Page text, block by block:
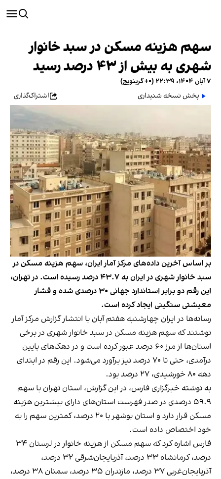
سهم هزینه مسکن در سبد خانوار
شهری به بیش از ۴۳ درصد رسید
۷ آبان ۱۴۰۴، ۲۲:۳۹ (‎+۰ گرینویچ)
پخش نسخه شنیداری
اشتراک‌گذاری
بر اساس آخرین داده‌های مرکز آمار ایران، سهم هزینه مسکن در
سبد خانوار شهری در ایران به ۴۳.۷ درصد رسیده است. در تهران،
این رقم دو برابر استاندارد جهانی ۳۰ درصدی شده و فشار
معیشتی سنگینی ایجاد کرده است.
رسانه‌ها در ایران چهارشنبه هفتم آبان با انتشار گزارش مرکز آمار
نوشتند که سهم هزینه مسکن در سبد خانوار شهری در برخی
استان‌ها از مرز ۶۰ درصد عبور کرده است و در دهک‌های پایین
درآمدی، حتی تا ۷۰ درصد نیز برآورد می‌شود. این رقم در ابتدای
دهه ۸۰ خورشیدی، ۲۷ درصد بود.
به نوشته خبرگزاری فارس، در این گزارش، استان تهران با سهم
۵۹.۹ درصدی در صدر فهرست استان‌های دارای بیشترین هزینه
مسکن قرار دارد و استان بوشهر با ۲۰ درصد، کمترین سهم را به
خود اختصاص داده است.
فارس اشاره کرد که سهم مسکن از هزینه خانوار در لرستان ۳۴
درصد، کرمانشاه ۳۳ درصد، آذربایجان‌شرقی ۳۲ درصد،
آذربایجان‌غربی ۳۷ درصد، مازندران ۳۵ درصد، سمنان ۳۸ درصد،